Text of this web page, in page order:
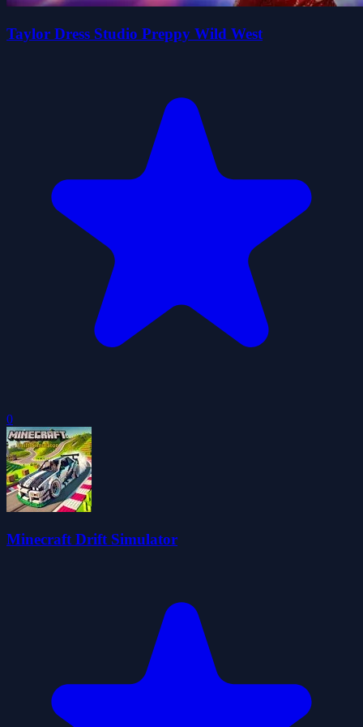
Taylor Dress Studio Preppy Wild West
0
Minecraft Drift Simulator